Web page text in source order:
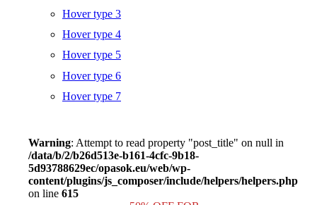
Hover type 3
Hover type 4
Hover type 5
Hover type 6
Hover type 7
Warning: Attempt to read property "post_title" on null in
/data/b/2/b26d513e-b161-4cfc-9b18-
5d93788629ec/opasok.eu/web/wp-
content/plugins/js_composer/include/helpers/helpers.php
on line 615